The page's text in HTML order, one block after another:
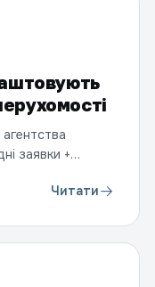
заявки +
довгому циклі,
Читати